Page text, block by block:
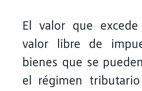
El valor que
valor libre de
bienes que se
el régimen